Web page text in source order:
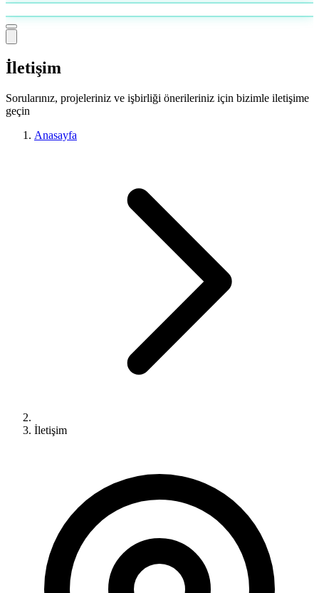
İletişim
Sorularınız, projeleriniz ve işbirliği önerileriniz için bizimle iletişime
geçin
Anasayfa
İletişim